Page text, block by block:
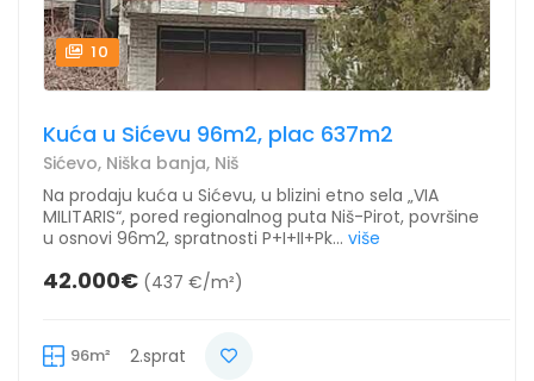
10
Kuća u Sićevu 96m2, plac 637m2
Sićevo, Niška banja, Niš
Na prodaju kuća u Sićevu, u blizini etno sela „VIA
MILITARIS“, pored regionalnog puta Niš-Pirot, površine
u osnovi 96m2, spratnosti P+I+II+Pk... više
42.000€ (437 €/m²)
96m² 2.sprat